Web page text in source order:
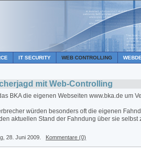
IT SECURITY WEB CONTROLLING
mit Web-Controlling
BKA die eigenen Webseiten www.bka.de um
würden besonders oft die eigenen
aktuellen Stand der Fahndung über sie
28. Juni 2009. Kommentare (0)